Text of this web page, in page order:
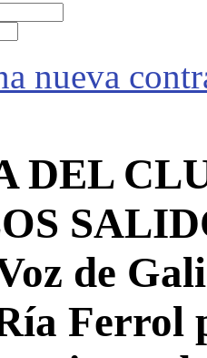
nueva
DEL
de
Ferrol